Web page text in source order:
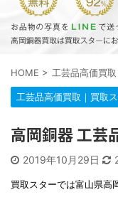
HOME > 工芸品高価買
工芸品高価買取｜買取
高岡銅器 工芸
2019年10月29日
買取スターでは富山県高